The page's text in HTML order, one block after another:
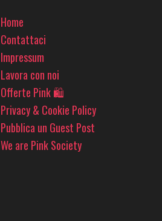
Home
Contattaci
Impressum
Lavora con noi
Offerte Pink 🛍
Privacy & Cookie Policy
Pubblica un Guest Post
We are Pink Society